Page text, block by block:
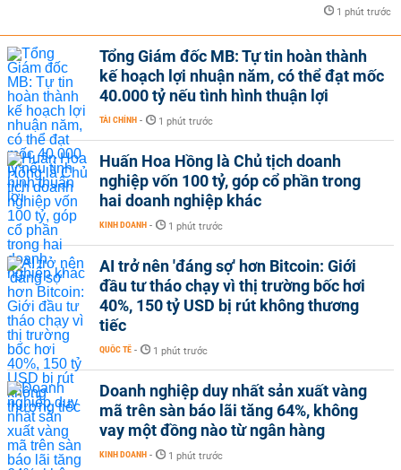
1 phút trước
Tổng Giám đốc MB: Tự tin hoàn thành
kế hoạch lợi nhuận năm, có thể đạt mốc
40.000 tỷ nếu tình hình thuận lợi
TÀI CHÍNH - 1 phút trước
Huấn Hoa Hồng là Chủ tịch doanh
nghiệp vốn 100 tỷ, góp cổ phần trong
hai doanh nghiệp khác
KINH DOANH - 1 phút trước
AI trở nên 'đáng sợ' hơn Bitcoin: Giới
đầu tư tháo chạy vì thị trường bốc hơi
40%, 150 tỷ USD bị rút không thương
tiếc
QUỐC TẾ - 1 phút trước
Doanh nghiệp duy nhất sản xuất vàng
mã trên sàn báo lãi tăng 64%, không
vay một đồng nào từ ngân hàng
KINH DOANH - 1 phút trước